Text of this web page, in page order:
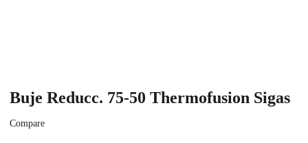
Buje Reducc. 75-50 Thermofusion Sigas
Compare